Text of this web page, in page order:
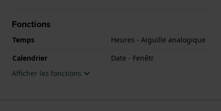
Fonctions
Temps
Heures - Aiguille analogique
Calendrier
Date - Fenêtr
Afficher les fonctions